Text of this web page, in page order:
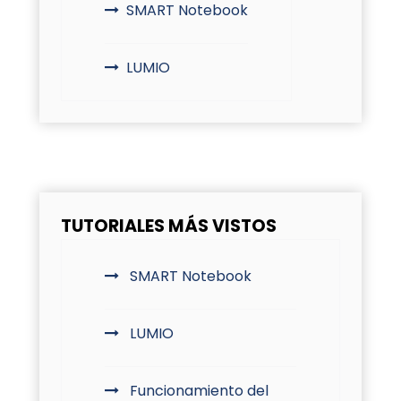
SMART Notebook
LUMIO
TUTORIALES MÁS VISTOS
SMART Notebook
LUMIO
Funcionamiento del